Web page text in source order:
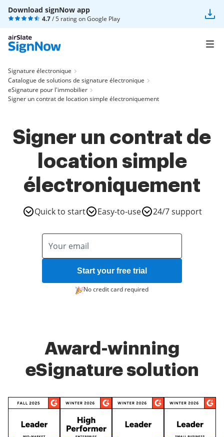
Download signNow app
4.7/ 5 rating onGoogle Play
Signature électronique
Catalogue de solutions de signature électronique
eSignature pour l'immobilier
Signer un contrat de location simple électroniquement
Signer un contrat de
location simple
électroniquement
Quick to start Easy-to-use 24/7 support
Start your free trial
No credit card required
Award-winning
eSignature solution